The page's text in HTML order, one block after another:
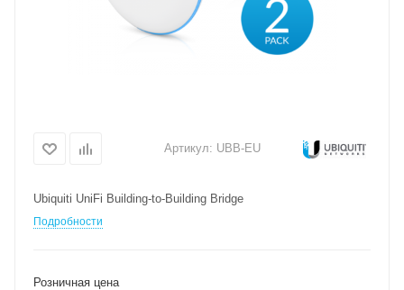
Артикул: UBB-EU
Ubiquiti UniFi Building-to-Building Bridge
Подробности
Розничная цена